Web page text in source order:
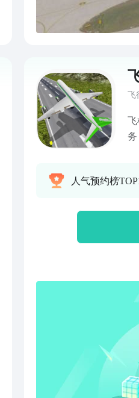
飞
务
并
人气预约榜